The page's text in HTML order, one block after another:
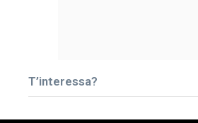
T’interessa?